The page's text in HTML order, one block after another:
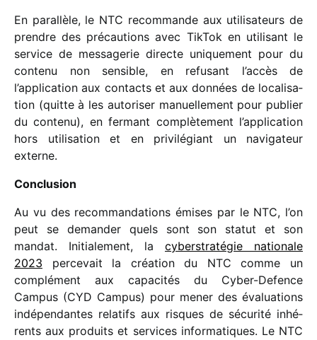
En paral­lèle, le NTC recom­mande aux utili­sa­teurs de
prendre des précau­tions avec TikTok en utili­sant le
service de messa­ge­rie directe unique­ment pour du
contenu non sensible, en refu­sant l’accès de
l’application aux contacts et aux données de loca­li­sa­
tion (quitte à les auto­ri­ser manuel­le­ment pour publier
du contenu), en fermant complè­te­ment l’application
hors utili­sa­tion et en privi­lé­giant un navi­ga­teur
externe.
Conclusion
Au vu des recom­man­da­tions émises par le NTC, l’on
peut se deman­der quels sont son statut et son
mandat. Initialement, la cybers­tra­té­gie natio­nale
2023 perce­vait la créa­tion du NTC comme un
complé­ment aux capa­ci­tés du Cyber-Defence
Campus (CYD Campus) pour mener des évalua­tions
indé­pen­dantes rela­tifs aux risques de sécu­rité inhé­
rents aux produits et services infor­ma­tiques. Le NTC